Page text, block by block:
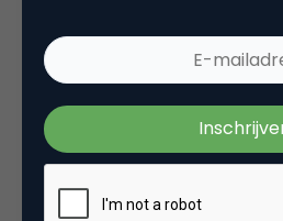
J-P De Clerck
Goeie, Jordie! We hadden
Twitter he, de actuele
social he 😉